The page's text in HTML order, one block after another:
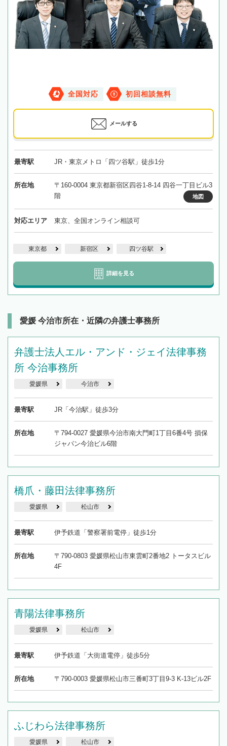
全国対応 初回相談無料
メールする
最寄駅 JR・東京メトロ「四ツ谷駅」徒歩1分
所在地
〒160-0004 東京都新宿区四谷1-8-14 四谷一丁目ビル3
階
地図
対応エリア 東京、全国オンライン相談可
東京都 新宿区 四ツ谷駅
詳細を見る
愛媛 今治市所在・近隣の弁護士事務所
弁護士法人エル・アンド・ジェイ法律事務
所 今治事務所
愛媛県 今治市
最寄駅 JR「今治駅」徒歩3分
所在地
〒794-0027 愛媛県今治市南大門町1丁目6番4号 損保
ジャパン今治ビル6階
橋爪・藤田法律事務所
愛媛県 松山市
最寄駅 伊予鉄道「警察署前電停」徒歩1分
所在地
〒790-0803 愛媛県松山市東雲町2番地2 トータスビル
4F
青陽法律事務所
愛媛県 松山市
最寄駅 伊予鉄道「大街道電停」徒歩5分
所在地 〒790-0003 愛媛県松山市三番町3丁目9-3 K-13ビル2F
ふじわら法律事務所
愛媛県 松山市